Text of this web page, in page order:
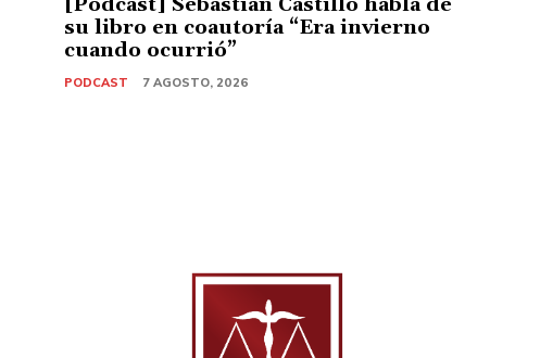
su libro en coautoría “Era invierno
cuando ocurrió”
PODCAST 7 AGOSTO, 2026